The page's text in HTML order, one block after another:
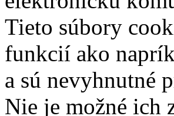
Tieto súbory
funkcií ako
a sú nevyhnutné
Nie je možné ich